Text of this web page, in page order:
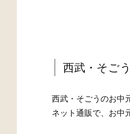
西武・そご
西武・そごうのお中
ネット通販で、お中